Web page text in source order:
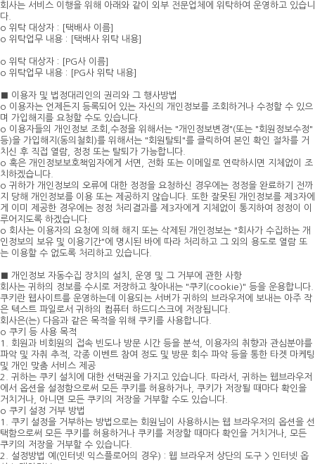
회사는 서비스 이행을 위해 아래와 같이 외부 전문업체에 위탁하여 운영하고 있습니
다.
o 위탁 대상자 : [택배사 이름]
o 위탁업무 내용 : [택배사 위탁 내용]
o 위탁 대상자 : [PG사 이름]
o 위탁업무 내용 : [PG사 위탁 내용]
■ 이용자 및 법정대리인의 권리와 그 행사방법
o 이용자는 언제든지 등록되어 있는 자신의 개인정보를 조회하거나 수정할 수 있으
며 가입해지를 요청할 수도 있습니다.
o 이용자들의 개인정보 조회,수정을 위해서는 "개인정보변경"(또는 "회원정보수정"
등)을 가입해지(동의철회)를 위해서는 "회원탈퇴"를 클릭하여 본인 확인 절차를 거
치신 후 직접 열람, 정정 또는 탈퇴가 가능합니다.
o 혹은 개인정보보호책임자에게 서면, 전화 또는 이메일로 연락하시면 지체없이 조
치하겠습니다.
o 귀하가 개인정보의 오류에 대한 정정을 요청하신 경우에는 정정을 완료하기 전까
지 당해 개인정보를 이용 또는 제공하지 않습니다. 또한 잘못된 개인정보를 제3자에
게 이미 제공한 경우에는 정정 처리결과를 제3자에게 지체없이 통지하여 정정이 이
루어지도록 하겠습니다.
o 회사는 이용자의 요청에 의해 해지 또는 삭제된 개인정보는 "회사가 수집하는 개
인정보의 보유 및 이용기간"에 명시된 바에 따라 처리하고 그 외의 용도로 열람 또
는 이용할 수 없도록 처리하고 있습니다.
■ 개인정보 자동수집 장치의 설치, 운영 및 그 거부에 관한 사항
회사는 귀하의 정보를 수시로 저장하고 찾아내는 "쿠키(cookie)" 등을 운용합니다.
쿠키란 웹사이트를 운영하는데 이용되는 서버가 귀하의 브라우저에 보내는 아주 작
은 텍스트 파일로서 귀하의 컴퓨터 하드디스크에 저장됩니다.
회사은(는) 다음과 같은 목적을 위해 쿠키를 사용합니다.
o 쿠키 등 사용 목적
1. 회원과 비회원의 접속 빈도나 방문 시간 등을 분석, 이용자의 취향과 관심분야를
파악 및 자취 추적, 각종 이벤트 참여 정도 및 방문 회수 파악 등을 통한 타겟 마케팅
및 개인 맞춤 서비스 제공
2. 귀하는 쿠키 설치에 대한 선택권을 가지고 있습니다. 따라서, 귀하는 웹브라우저
에서 옵션을 설정함으로써 모든 쿠키를 허용하거나, 쿠키가 저장될 때마다 확인을
거치거나, 아니면 모든 쿠키의 저장을 거부할 수도 있습니다.
o 쿠키 설정 거부 방법
1. 쿠키 설정을 거부하는 방법으로는 회원님이 사용하시는 웹 브라우저의 옵션을 선
택함으로써 모든 쿠키를 허용하거나 쿠키를 저장할 때마다 확인을 거치거나, 모든
쿠키의 저장을 거부할 수 있습니다.
2. 설정방법 예(인터넷 익스플로어의 경우) : 웹 브라우저 상단의 도구 > 인터넷 옵